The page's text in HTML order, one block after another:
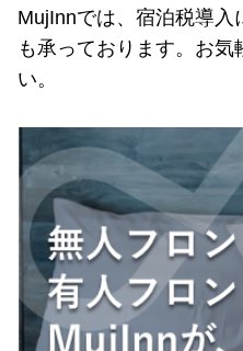
MujInnでは、宿泊税導入
も承っております。お気
い。